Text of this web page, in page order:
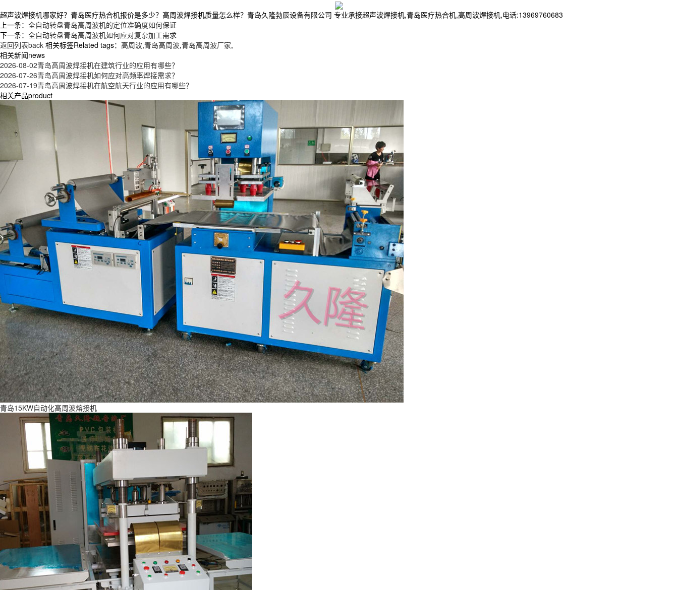
超声波焊接机哪家好？青岛医疗热合机报价是多少？高周波焊接机质量怎么样？青岛久隆勃辰设备有限公司 专业承接超声波焊接机,青岛医疗热合机,高周波焊接机,电话:13969760683
上一条： 全自动转盘青岛高周波机的定位准确度如何保证
下一条： 全自动转盘青岛高周波机如何应对复杂加工需求
返回列表back 相关标签Related tags： 高周波,青岛高周波,青岛高周波厂家,
相关新闻news
2026-08-02青岛高周波焊接机在建筑行业的应用有哪些？
2026-07-26青岛高周波焊接机如何应对高频率焊接需求？
2026-07-19青岛高周波焊接机在航空航天行业的应用有哪些？
相关产品product
青岛15KW自动化高周波熔接机